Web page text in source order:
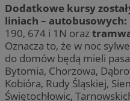
Dodatkowe kursy
liniach – autobusowych:
190, 674 i 1N oraz
Oznacza to, że w noc
do domów będą mieli
Bytomia, Chorzowa,
Kobióra, Rudy Śląskiej,
Świętochłowic,